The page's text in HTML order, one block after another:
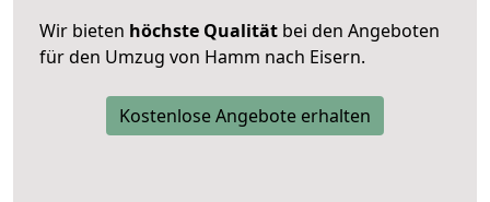
Wir bieten höchste Qualität bei den Angeboten
für den Umzug von Hamm nach Eisern.
Kostenlose Angebote erhalten